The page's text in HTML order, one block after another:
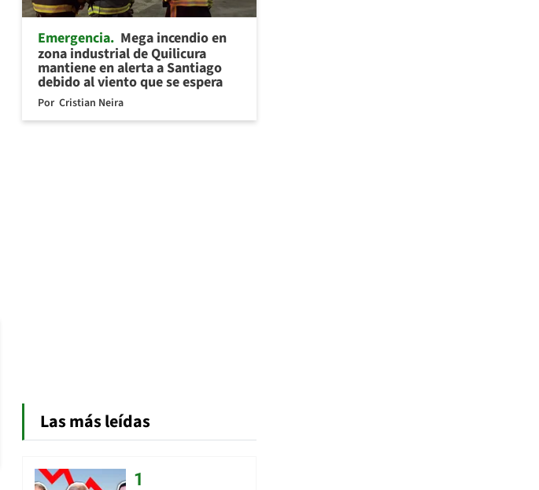
Emergencia Mega incendio en
zona industrial de Quilicura
mantiene en alerta a Santiago
debido al viento que se espera
Por Cristian Neira
Las más leídas